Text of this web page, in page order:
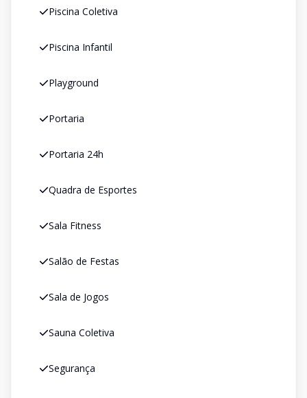
Piscina Coletiva
Piscina Infantil
Playground
Portaria
Portaria 24h
Quadra de Esportes
Sala Fitness
Salão de Festas
Sala de Jogos
Sauna Coletiva
Segurança